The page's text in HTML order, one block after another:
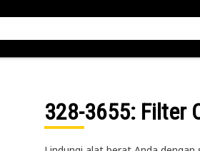
328-3655: Filter